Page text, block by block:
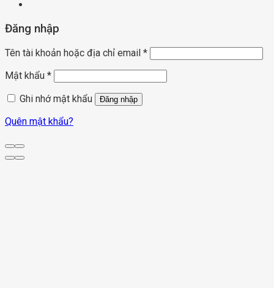
Đăng nhập
Tên tài khoản hoặc địa chỉ email *
Mật khẩu *
Ghi nhớ mật khẩu
Đăng nhập
Quên mật khẩu?